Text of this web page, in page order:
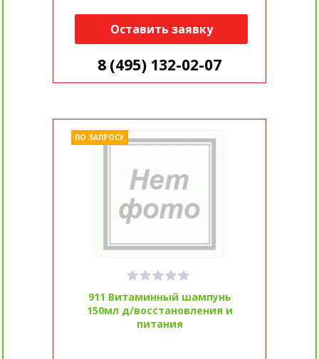
Оставить заявку
8 (495) 132-02-07
911 Витаминный шампунь
150мл д/восстановления и
питания
ПО ЗАПРОСУ